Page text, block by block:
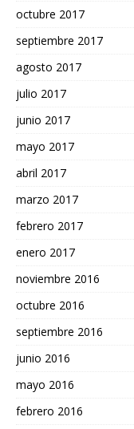
octubre 2017
septiembre 2017
agosto 2017
julio 2017
junio 2017
mayo 2017
abril 2017
marzo 2017
febrero 2017
enero 2017
noviembre 2016
octubre 2016
septiembre 2016
junio 2016
mayo 2016
febrero 2016